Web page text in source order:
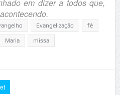
em dizer a todos que,
Evangelização fé
Maria missa